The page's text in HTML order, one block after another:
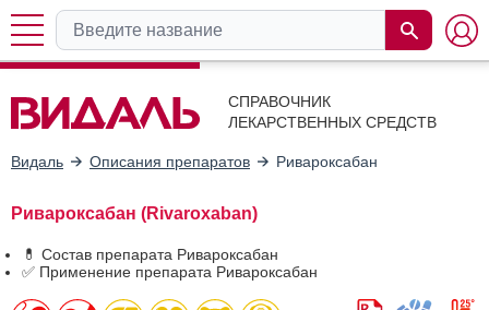
СПРАВОЧНИК
ЛЕКАРСТВЕННЫХ СРЕДСТВ
Видаль Описания препаратов Ривароксабан
Ривароксабан (Rivaroxaban)
💊 Состав препарата Ривароксабан
✅ Применение препарата Ривароксабан